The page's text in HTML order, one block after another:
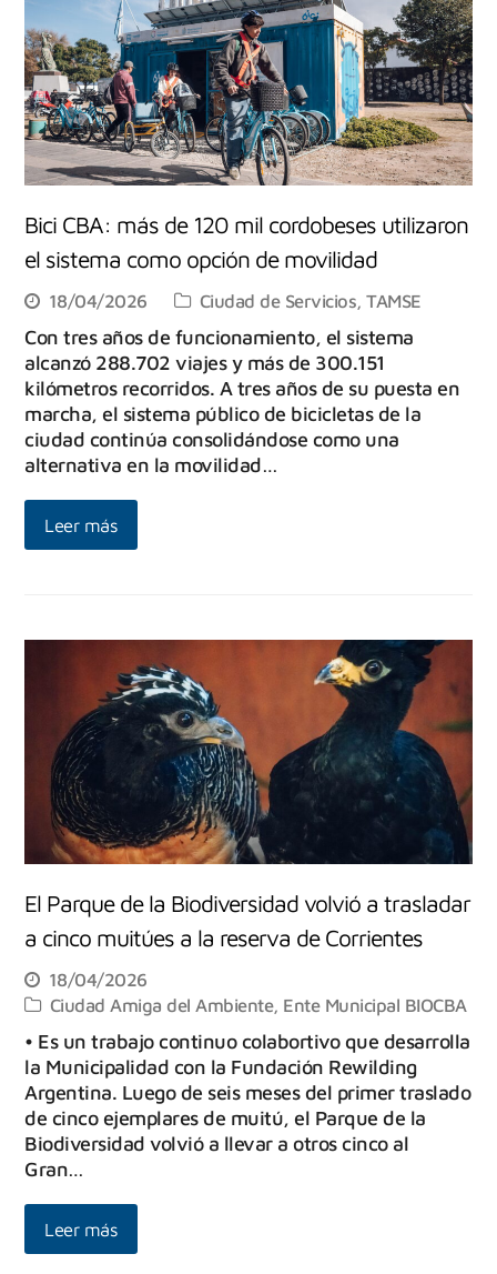
Bici CBA: más de 120 mil cordobeses utilizaron
el sistema como opción de movilidad
18/04/2026 Ciudad de Servicios,TAMSE
Con tres años de funcionamiento, el sistema
alcanzó 288.702 viajes y más de 300.151
kilómetros recorridos. A tres años de su puesta en
marcha, el sistema público de bicicletas de la
ciudad continúa consolidándose como una
alternativa en la movilidad…
Leer más
El Parque de la Biodiversidad volvió a trasladar
a cinco muitúes a la reserva de Corrientes
18/04/2026
Ciudad Amiga del Ambiente, Ente Municipal BIOCBA
• Es un trabajo continuo colabortivo que desarrolla
la Municipalidad con la Fundación Rewilding
Argentina. Luego de seis meses del primer traslado
de cinco ejemplares de muitú, el Parque de la
Biodiversidad volvió a llevar a otros cinco al
Gran…
Leer más